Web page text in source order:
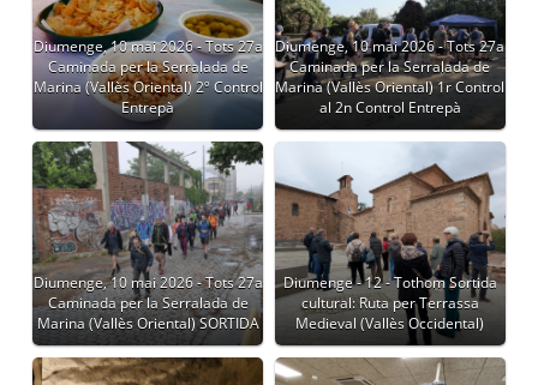
Diumenge, 10 mai 2026 - Tots 27a
Caminada per la Serralada de
Marina (Vallès Oriental) 2º Control
Entrepà
Diumenge, 10 mai 2026 - Tots 27a
Caminada per la Serralada de
Marina (Vallès Oriental) 1r Control
al 2n Control Entrepà
Diumenge, 10 mai 2026 - Tots 27a
Caminada per la Serralada de
Marina (Vallès Oriental) SORTIDA
Diumenge - 12 - Tothom Sortida
cultural: Ruta per Terrassa
Medieval (Vallès Occidental)